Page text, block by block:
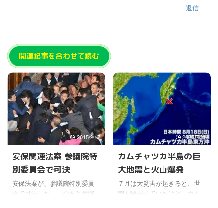
返信
関連記事を合わせて読む
2015/9/17
安保関連法案 参議院特
別委員会で可決
安保法案が、参議院特別委員
会で可決した。このあと参院
2025/7/31
カムチャツカ半島の巨
大地震と火山爆発
７月は大災害が起きると、世
間を騒がせていたけど、カム